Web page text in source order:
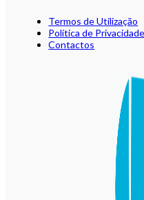
Termos de Utilização
Política de Privacidade
Contactos